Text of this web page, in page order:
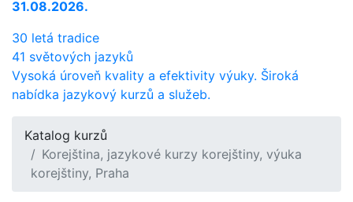
31.08.2026.
30 letá tradice
41 světových jazyků
Vysoká úroveň kvality a efektivity výuky. Široká
nabídka jazykový kurzů a služeb.
Katalog kurzů
Korejština, jazykové kurzy korejštiny, výuka
korejštiny, Praha